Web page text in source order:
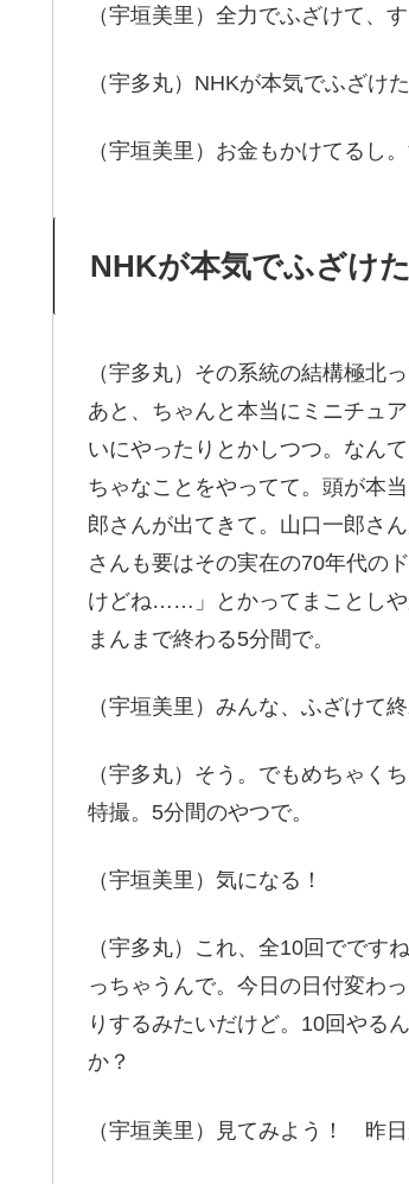
（宇垣美里）全力でふざけて、
（宇多丸）NHKが本気でふざけ
（宇垣美里）お金もかけてるし
NHKが本気でふざけ
（宇多丸）その系統の結構極北
あと、ちゃんと本当にミニチュ
いにやったりとかしつつ。なん
ちゃなことをやってて。頭が本
郎さんが出てきて。山口一郎さ
さんも要はその実在の70年代の
けどね……」とかってまことしや
まんまで終わる5分間で。
（宇垣美里）みんな、ふざけて
（宇多丸）そう。でもめちゃく
特撮。5分間のやつで。
（宇垣美里）気になる！
（宇多丸）これ、全10回でです
っちゃうんで。今日の日付変わ
りするみたいだけど。10回やる
か？
（宇垣美里）見てみよう！ 昨